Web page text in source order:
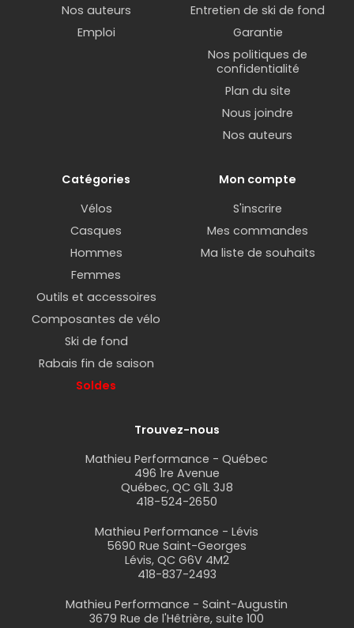
Nos auteurs
Emploi
Entretien de ski de fond
Garantie
Nos politiques de
confidentialité
Plan du site
Nous joindre
Nos auteurs
Catégories
Vélos
Casques
Hommes
Femmes
Outils et accessoires
Composantes de vélo
Ski de fond
Rabais fin de saison
Soldes
Mon compte
S'inscrire
Mes commandes
Ma liste de souhaits
Trouvez-nous
Mathieu Performance - Québec
496 1re Avenue
Québec, QC G1L 3J8
418-524-2650
Mathieu Performance - Lévis
5690 Rue Saint-Georges
Lévis, QC G6V 4M2
418-837-2493
Mathieu Performance - Saint-Augustin
3679 Rue de l'Hêtrière, suite 100